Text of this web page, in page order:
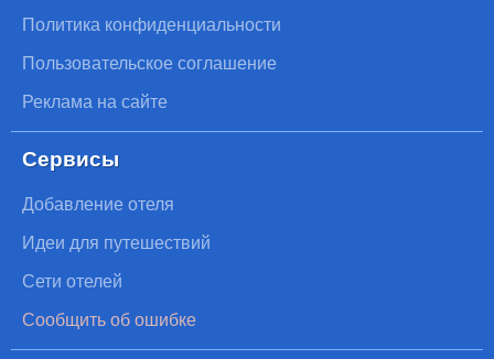
Политика конфиденциальности
Пользовательское соглашение
Реклама на сайте
Сервисы
Добавление отеля
Идеи для путешествий
Сети отелей
Сообщить об ошибке